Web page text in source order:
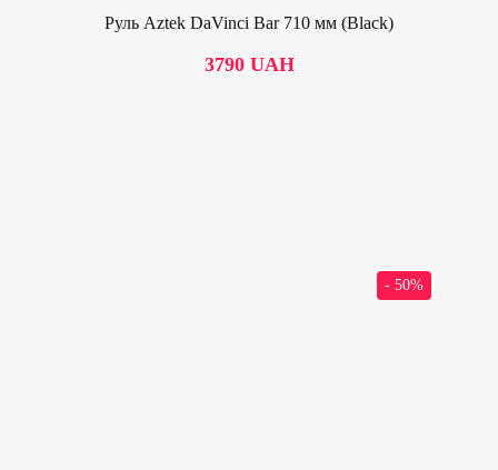
Руль Aztek DaVinci Bar 710 мм (Black)
3790 UAH
- 50%